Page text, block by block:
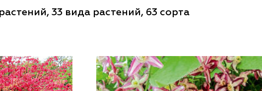
33 вида растений, 63 сорта